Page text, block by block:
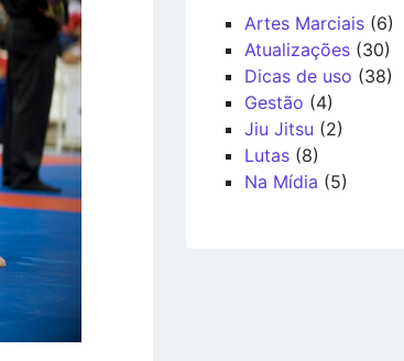
Artes Marciais (6)
Atualizações (30)
Dicas de uso (38)
Gestão (4)
Jiu Jitsu (2)
Lutas (8)
Na Mídia (5)